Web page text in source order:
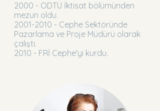
2000 - ODTÜ İktisat bölümünden
mezun oldu.
2001-2010 - Cephe Sektöründe
Pazarlama ve Proje Müdürü olarak
çalıştı.
2010 - FRİ Cephe'yi kurdu.